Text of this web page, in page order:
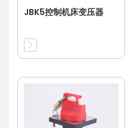
JBK5控制机床变压器